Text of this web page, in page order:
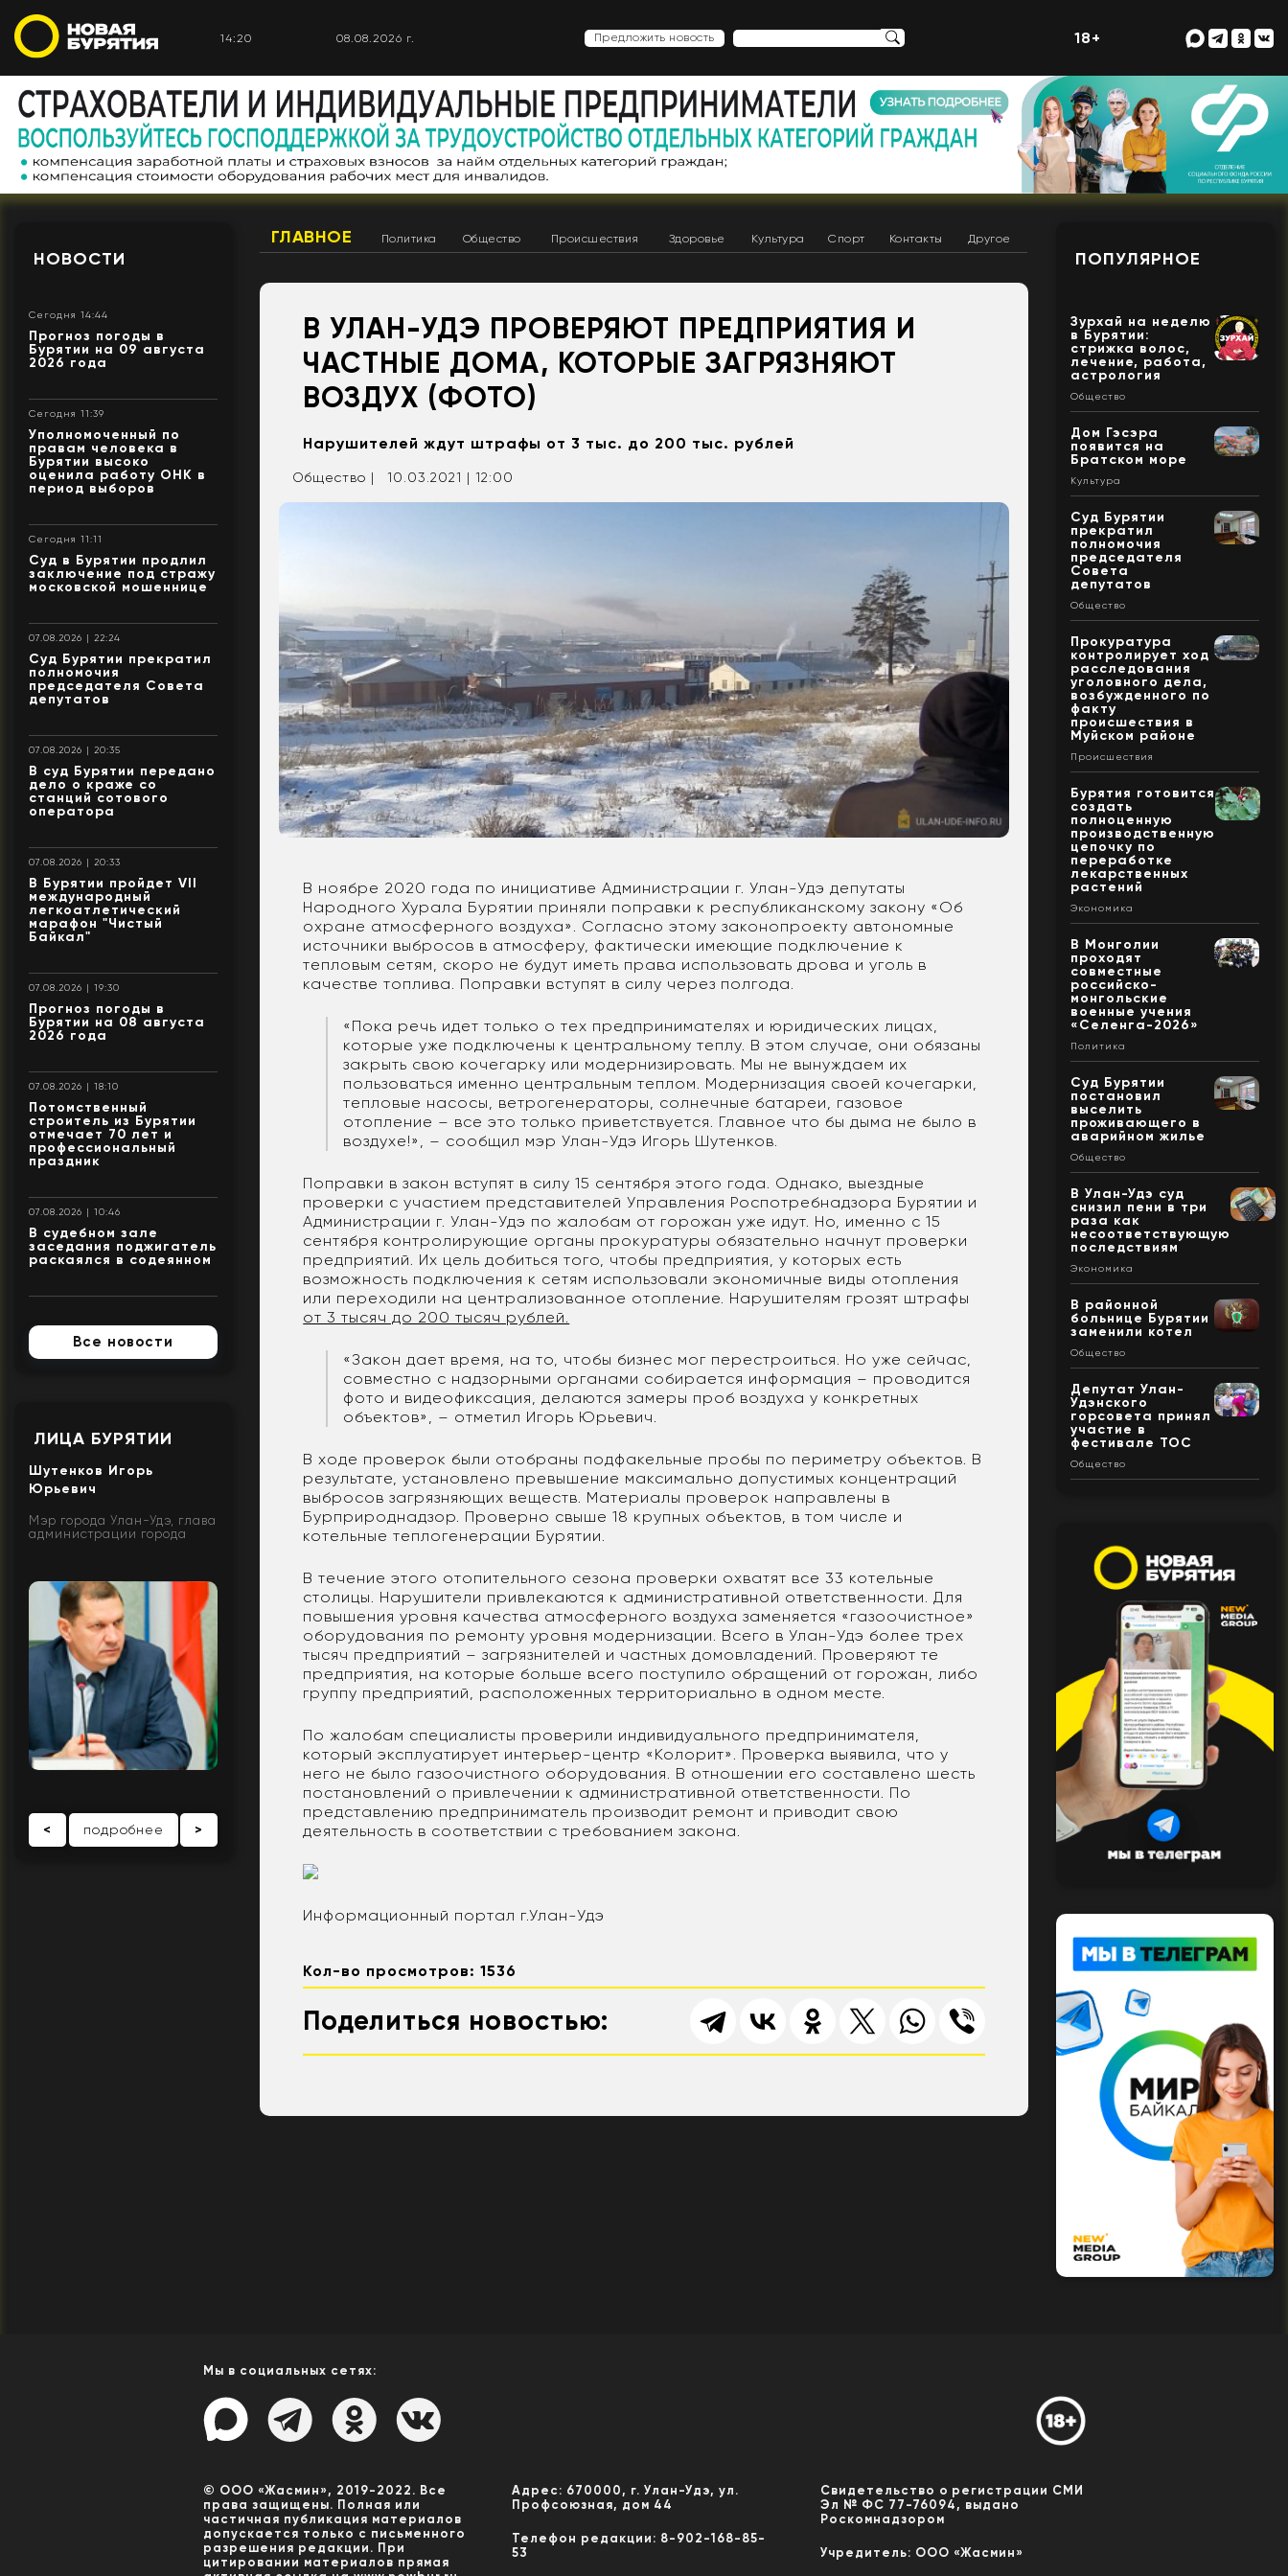
14:20 08.08.2026 г. Предложить новость 18+
НОВОСТИ
Сегодня 14:44
Прогноз погоды в
Бурятии на 09 августа
2026 года
Сегодня 11:39
Уполномоченный по
правам человека в
Бурятии высоко
оценила работу ОНК в
период выборов
Сегодня 11:11
Суд в Бурятии продлил
заключение под стражу
московской мошеннице
07.08.2026 | 22:24
Суд Бурятии прекратил
полномочия
председателя Совета
депутатов
07.08.2026 | 20:35
В суд Бурятии передано
дело о краже со
станций сотового
оператора
07.08.2026 | 20:33
В Бурятии пройдет VII
международный
легкоатлетический
марафон "Чистый
Байкал"
07.08.2026 | 19:30
Прогноз погоды в
Бурятии на 08 августа
2026 года
07.08.2026 | 18:10
Потомственный
строитель из Бурятии
отмечает 70 лет и
профессиональный
праздник
07.08.2026 | 10:46
В судебном зале
заседания поджигатель
раскаялся в содеянном
Все новости
ЛИЦА БУРЯТИИ
Шутенков Игорь
Юрьевич
Мэр города Улан-Удэ, глава
администрации города
< подробнее >
ГЛАВНОЕ Политика Общество Происшествия Здоровье Культура Спорт Контакты Другое
В УЛАН-УДЭ ПРОВЕРЯЮТ ПРЕДПРИЯТИЯ И
ЧАСТНЫЕ ДОМА, КОТОРЫЕ ЗАГРЯЗНЯЮТ
ВОЗДУХ (ФОТО)
Нарушителей ждут штрафы от 3 тыс. до 200 тыс. рублей
Общество | 10.03.2021 | 12:00
В ноябре 2020 года по инициативе Администрации г. Улан-Удэ депутаты
Народного Хурала Бурятии приняли поправки к республиканскому закону «Об
охране атмосферного воздуха». Согласно этому законопроекту автономные
источники выбросов в атмосферу, фактически имеющие подключение к
тепловым сетям, скоро не будут иметь права использовать дрова и уголь в
качестве топлива. Поправки вступят в силу через полгода.
«Пока речь идет только о тех предпринимателях и юридических лицах,
которые уже подключены к центральному теплу. В этом случае, они обязаны
закрыть свою кочегарку или модернизировать. Мы не вынуждаем их
пользоваться именно центральным теплом. Модернизация своей кочегарки,
тепловые насосы, ветрогенераторы, солнечные батареи, газовое
отопление – все это только приветствуется. Главное что бы дыма не было в
воздухе!», – сообщил мэр Улан-Удэ Игорь Шутенков.
Поправки в закон вступят в силу 15 сентября этого года. Однако, выездные
проверки с участием представителей Управления Роспотребнадзора Бурятии и
Администрации г. Улан-Удэ по жалобам от горожан уже идут. Но, именно с 15
сентября контролирующие органы прокуратуры обязательно начнут проверки
предприятий. Их цель добиться того, чтобы предприятия, у которых есть
возможность подключения к сетям использовали экономичные виды отопления
или переходили на централизованное отопление. Нарушителям грозят штрафы
от 3 тысяч до 200 тысяч рублей.
«Закон дает время, на то, чтобы бизнес мог перестроиться. Но уже сейчас,
совместно с надзорными органами собирается информация – проводится
фото и видеофиксация, делаются замеры проб воздуха у конкретных
объектов», – отметил Игорь Юрьевич.
В ходе проверок были отобраны подфакельные пробы по периметру объектов. В
результате, установлено превышение максимально допустимых концентраций
выбросов загрязняющих веществ. Материалы проверок направлены в
Бурприроднадзор. Проверно свыше 18 крупных объектов, в том числе и
котельные теплогенерации Бурятии.
В течение этого отопительного сезона проверки охватят все 33 котельные
столицы. Нарушители привлекаются к административной ответственности. Для
повышения уровня качества атмосферного воздуха заменяется «газоочистное»
оборудования по ремонту уровня модернизации. Всего в Улан-Удэ более трех
тысяч предприятий – загрязнителей и частных домовладений. Проверяют те
предприятия, на которые больше всего поступило обращений от горожан, либо
группу предприятий, расположенных территориально в одном месте.
По жалобам специалисты проверили индивидуального предпринимателя,
который эксплуатирует интерьер-центр «Колорит». Проверка выявила, что у
него не было газоочистного оборудования. В отношении его составлено шесть
постановлений о привлечении к административной ответственности. По
представлению предприниматель производит ремонт и приводит свою
деятельность в соответствии с требованием закона.
Информационный портал г.Улан-Удэ
Кол-во просмотров: 1536
Поделиться новостью:
ПОПУЛЯРНОЕ
Зурхай на неделю
в Бурятии:
стрижка волос,
лечение, работа,
астрология
Общество
Дом Гэсэра
появится на
Братском море
Культура
Суд Бурятии
прекратил
полномочия
председателя
Совета
депутатов
Общество
Прокуратура
контролирует ход
расследования
уголовного дела,
возбужденного по
факту
происшествия в
Муйском районе
Происшествия
Бурятия готовится
создать
полноценную
производственную
цепочку по
переработке
лекарственных
растений
Экономика
В Монголии
проходят
совместные
российско-
монгольские
военные учения
«Селенга-2026»
Политика
Суд Бурятии
постановил
выселить
проживающего в
аварийном жилье
Общество
В Улан-Удэ суд
снизил пени в три
раза как
несоответствующую
последствиям
Экономика
В районной
больнице Бурятии
заменили котел
Общество
Депутат Улан-
Удэнского
горсовета принял
участие в
фестивале ТОС
Общество
Мы в социальных сетях:
© ООО «Жасмин», 2019-2022. Все
права защищены. Полная или
частичная публикация материалов
допускается только с письменного
разрешения редакции. При
цитировании материалов прямая
Адрес: 670000, г. Улан-Удэ, ул.
Профсоюзная, дом 44
Телефон редакции: 8-902-168-85-
53
Свидетельство о регистрации СМИ
Эл № ФС 77-76094, выдано
Роскомнадзором
Учредитель: ООО «Жасмин»